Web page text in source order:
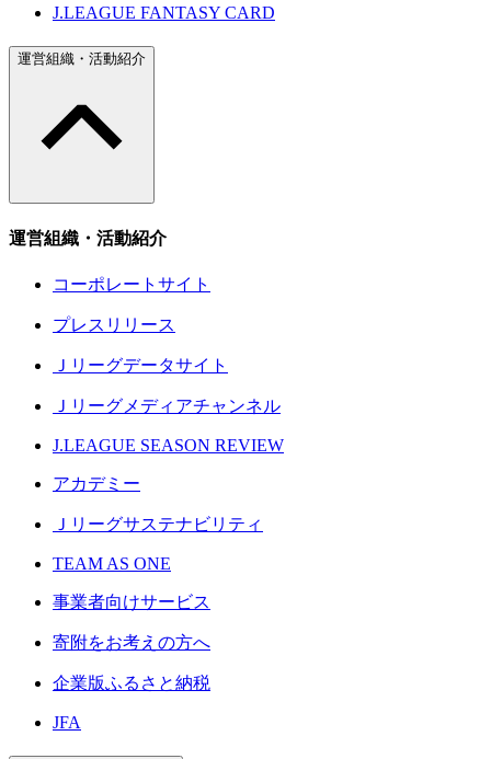
J.LEAGUE FANTASY CARD
運営組織・活動紹介
運営組織・活動紹介
コーポレートサイト
プレスリリース
Ｊリーグデータサイト
Ｊリーグメディアチャンネル
J.LEAGUE SEASON REVIEW
アカデミー
Ｊリーグサステナビリティ
TEAM AS ONE
事業者向けサービス
寄附をお考えの方へ
企業版ふるさと納税
JFA